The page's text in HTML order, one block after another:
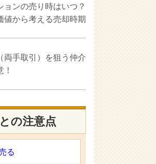
ョンの売り時はいつ？
値から考える売却時期
両手取引）を狙う仲介
の注意点
る